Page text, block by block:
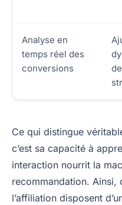
Analyse en
temps réel des
conversions
Ce qui distingue
c’est sa capacité à
interaction nourrit la
recommandation. Ainsi,
l’affiliation disposent